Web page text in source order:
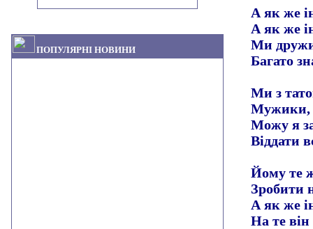
ПОПУЛЯРНІ НОВИНИ
А як же
А як же
Ми
Багато
Ми з
Мужики,
Можу я
Віддати
Йому те
Зробити
А як же
На те він